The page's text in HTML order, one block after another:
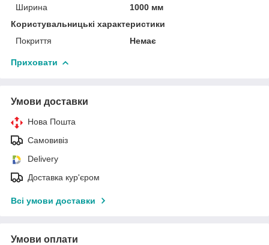
Ширина
1000 мм
Користувальницькі характеристики
Покриття
Немає
Приховати
Умови доставки
Нова Пошта
Самовивіз
Delivery
Доставка кур'єром
Всі умови доставки
Умови оплати